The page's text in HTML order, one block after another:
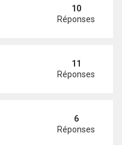
10
Réponses
jeu. 15 janv. 2015 22:13
11
Réponses
6
Réponses